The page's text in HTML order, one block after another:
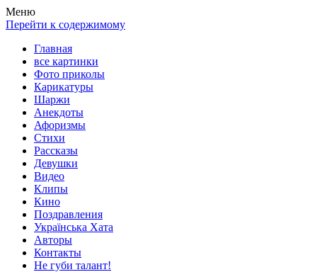
Весела хата — прикольные картинки, смешные истории,
клипы!
Покажем всем ваши фото приколы, карикатуры, шаржи, стихи,
рассказы, видео и песни!
Меню
Перейти к содержимому
Главная
все картинки
Фото приколы
Карикатуры
Шаржи
Анекдоты
Афоризмы
Стихи
Рассказы
Девушки
Видео
Клипы
Кино
Поздравления
Українська Хата
Авторы
Контакты
Не губи талант!